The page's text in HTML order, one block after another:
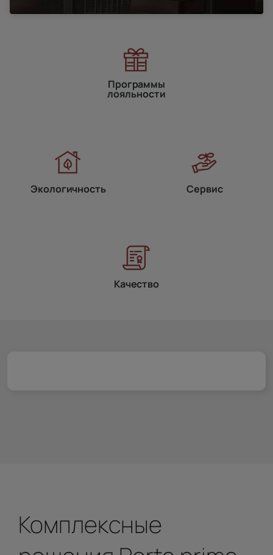
Программы
лояльности
Экологичность Сервис
Качество
Комплексные